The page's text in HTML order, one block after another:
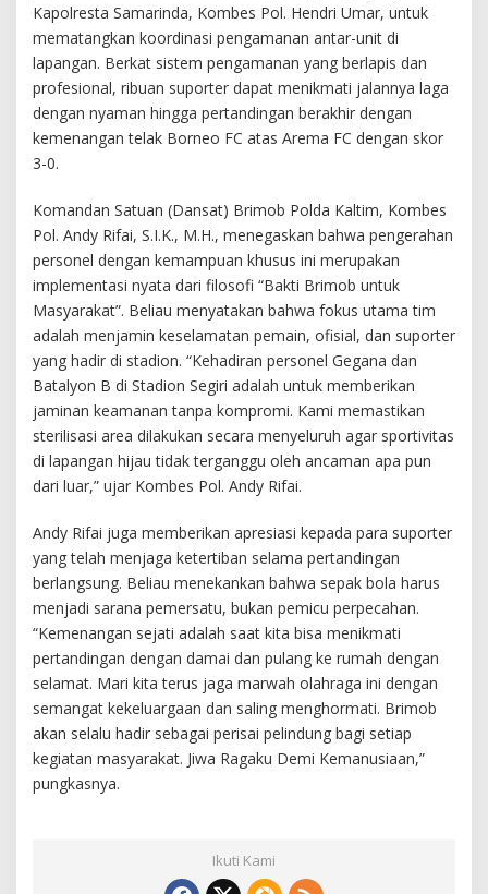
Kapolresta Samarinda, Kombes Pol. Hendri Umar, untuk
mematangkan koordinasi pengamanan antar-unit di
lapangan. Berkat sistem pengamanan yang berlapis dan
profesional, ribuan suporter dapat menikmati jalannya laga
dengan nyaman hingga pertandingan berakhir dengan
kemenangan telak Borneo FC atas Arema FC dengan skor
3-0.
Komandan Satuan (Dansat) Brimob Polda Kaltim, Kombes
Pol. Andy Rifai, S.I.K., M.H., menegaskan bahwa pengerahan
personel dengan kemampuan khusus ini merupakan
implementasi nyata dari filosofi “Bakti Brimob untuk
Masyarakat”. Beliau menyatakan bahwa fokus utama tim
adalah menjamin keselamatan pemain, ofisial, dan suporter
yang hadir di stadion. “Kehadiran personel Gegana dan
Batalyon B di Stadion Segiri adalah untuk memberikan
jaminan keamanan tanpa kompromi. Kami memastikan
sterilisasi area dilakukan secara menyeluruh agar sportivitas
di lapangan hijau tidak terganggu oleh ancaman apa pun
dari luar,” ujar Kombes Pol. Andy Rifai.
Andy Rifai juga memberikan apresiasi kepada para suporter
yang telah menjaga ketertiban selama pertandingan
berlangsung. Beliau menekankan bahwa sepak bola harus
menjadi sarana pemersatu, bukan pemicu perpecahan.
“Kemenangan sejati adalah saat kita bisa menikmati
pertandingan dengan damai dan pulang ke rumah dengan
selamat. Mari kita terus jaga marwah olahraga ini dengan
semangat kekeluargaan dan saling menghormati. Brimob
akan selalu hadir sebagai perisai pelindung bagi setiap
kegiatan masyarakat. Jiwa Ragaku Demi Kemanusiaan,”
pungkasnya.
Ikuti Kami